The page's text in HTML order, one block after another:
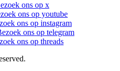
ons op x
ons op youtube
ons op instagram
ons op telegram
ons op threads